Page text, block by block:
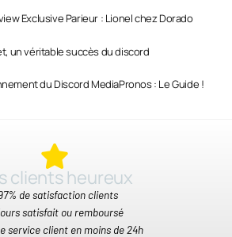
Exclusive Parieur : Lionel chez Dorado
un véritable succès du discord
du Discord MediaPronos : Le Guide !
clients heureux​
de satisfaction clients
satisfait ou remboursé
service client en moins de 24h